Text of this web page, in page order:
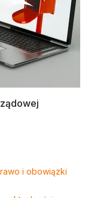
i obowiązki